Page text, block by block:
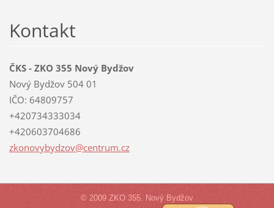
Kontakt
ČKS - ZKO 355 Nový Bydžov
Nový Bydžov 504 01
IČO: 64809757
+420734333034
+420603704686
zkonovybydzov@centrum.cz
© 2009 ZKO 355. Nový Bydžov